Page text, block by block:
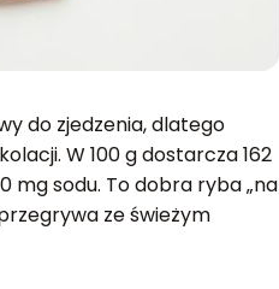
do zjedzenia, dlatego
W 100 g dostarcza 162
mg sodu. To dobra ryba „na
ze świeżym